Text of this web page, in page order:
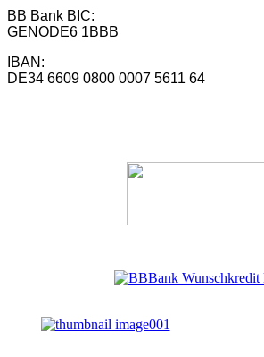
BB Bank BIC:
GENODE6 1BBB
IBAN:
DE34 6609 0800 0007 5611 64